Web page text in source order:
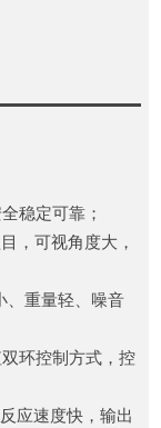
稳定可靠；
，可视角度大，
、重量轻、噪音
环控制方式，控
应速度快，输出